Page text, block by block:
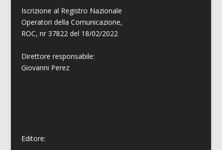
Iscrizione al Registro Nazionale
Operatori della Comunicazione,
ROC, nr 37822 del 18/02/2022
Direttore responsabile:
Giovanni Perez
Editore: